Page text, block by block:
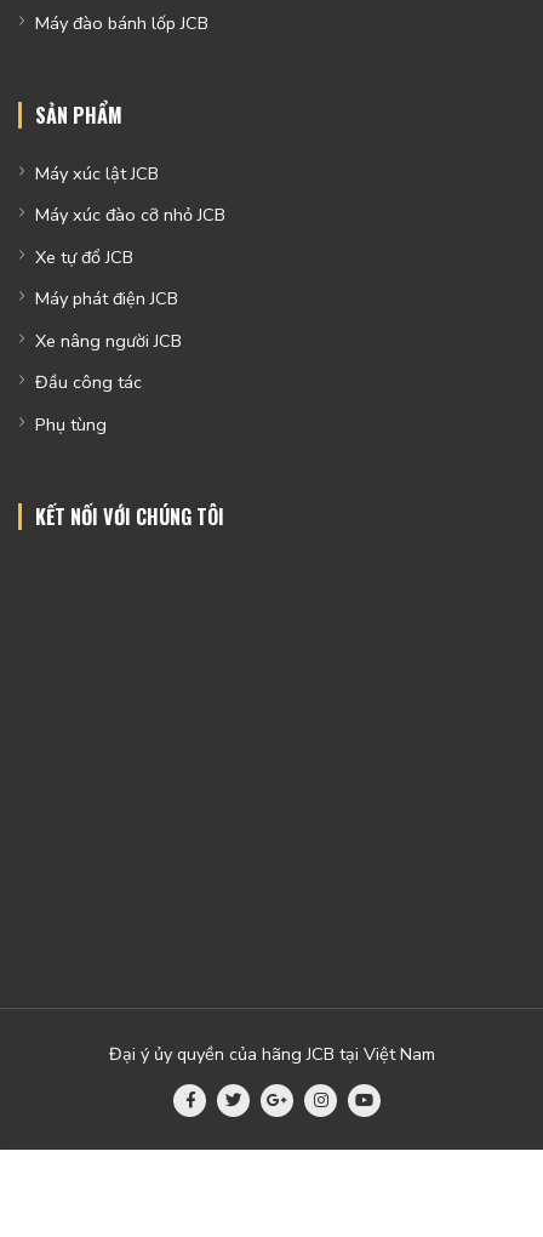
Máy đào bánh lốp JCB
SẢN PHẨM
Máy xúc lật JCB
Máy xúc đào cỡ nhỏ JCB
Xe tự đổ JCB
Máy phát điện JCB
Xe nâng người JCB
Đầu công tác
Phụ tùng
KẾT NỐI VỚI CHÚNG TÔI
Đại ý ủy quyền của hãng JCB tại Việt Nam